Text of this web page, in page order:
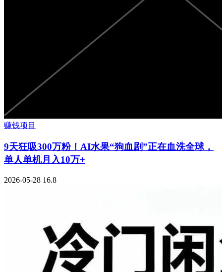
赚钱项目
9天狂吸300万粉！AI水果“狗血剧”正在血洗全球，
单人单机月入10万+
2026-05-28 16.8